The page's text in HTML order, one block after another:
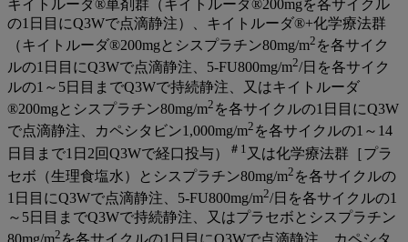
キイトルーダ®単剤群（キイトルーダ®200mgを各サイクル
の1日目にQ3Wで点滴静注）、キイトルーダ®+化学療法群
（キイトルーダ®200mgとシスプラチン80mg/m2 を各サイク
ルの1日目にQ3Wで点滴静注、5-FU800mg/m2/日を各サイク
ルの1～5日目までQ3Wで持続静注、又はキイトルーダ
®200mgとシスプラチン80mg/m2 を各サイクルの1日目にQ3W
で点滴静注、カペシタビン1,000mg/m2 を各サイクルの1～14
日目まで1日2回Q3Wで経口投与）
＃1 又は化学療法群［プラ
セボ（生理食塩水）とシスプラチン80mg/m2 を各サイクルの
1日目にQ3Wで点滴静注、5‐FU800mg/m2/日を各サイクルの1
～5日目までQ3Wで持続静注、又はプラセボとシスプラチン
2